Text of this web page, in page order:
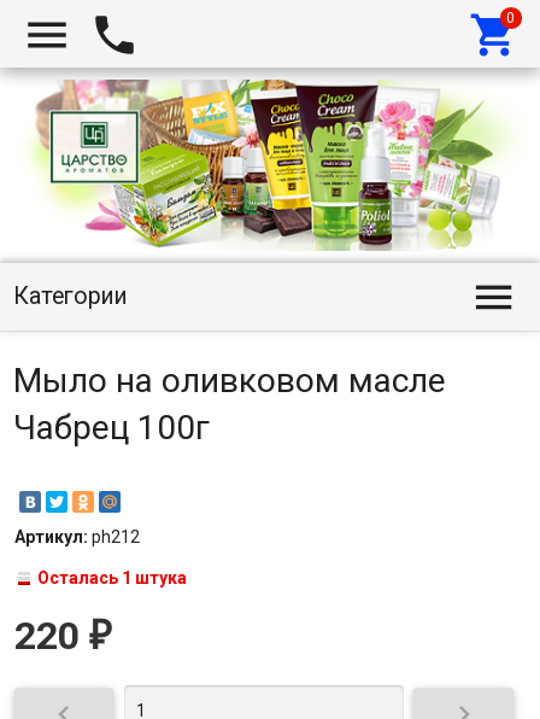
  
Категории 
Мыло на оливковом масле
Чабрец 100г
Артикул: ph212
Осталась 1 штука
220 ₽